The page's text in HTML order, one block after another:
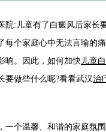
:儿童有了白癜风后家长
每个家庭心中无法言喻的
响。因此，如何加快儿童
要做些什么呢?看看武汉治
个温馨、和谐的家庭氛围